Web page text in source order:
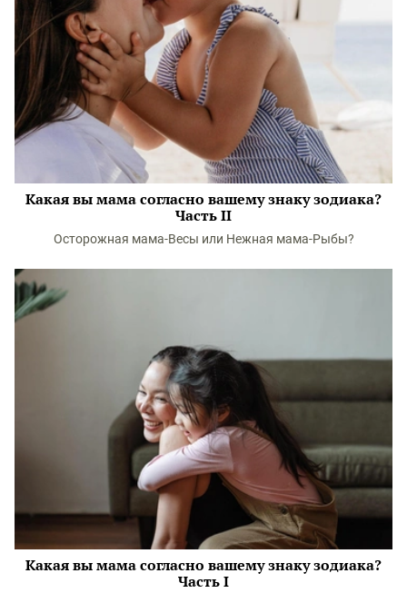
Какая вы мама согласно вашему знаку зодиака?
Часть II
Осторожная мама-Весы или Нежная мама-Рыбы?
Какая вы мама согласно вашему знаку зодиака?
Часть I